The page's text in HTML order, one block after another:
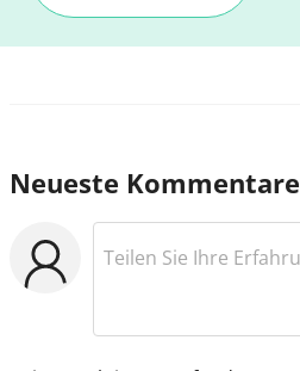
Neueste Kommentare